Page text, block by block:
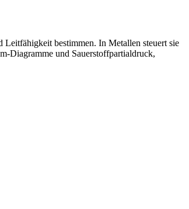
Leitfähigkeit bestimmen. In Metallen steuert sie
und Sauerstoffpartialdruck,